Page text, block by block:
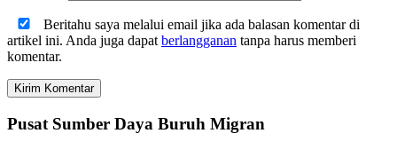
Beritahu saya melalui email jika ada balasan komentar di
artikel ini. Anda juga dapat berlangganan tanpa harus memberi
komentar.
Pusat Sumber Daya Buruh Migran